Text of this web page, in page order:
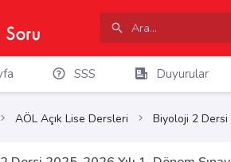
SSS Duyurular
AÖL Açık Lise Dersleri Biyoloji 2 Dersi